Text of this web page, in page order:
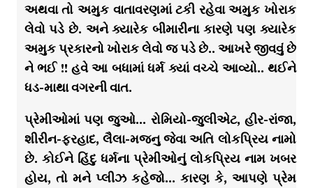
અથવા તો અમુક વાતાવરણમાં ટકી રહેવા અમુક ખોરાક
લેવો પડે છે. અને ક્યારેક બીમારીના કારણે પણ ક્યારેક
અમુક પ્રકારનો ખોરાક લેવો જ પડે છે.. આખરે જીવવું છે
ને ભઈ !! હવે આ બધામાં ધર્મ ક્યાં વચ્ચે આવ્યો.. થઈને
ધડ-માથા વગરની વાત.
પ્રેમીઓમાં પણ જુઓ… રોમિયો-જુલીએટ, હીર-રાંજા,
શીરીન-ફરહાદ, લૈલા-મજનુ જેવા અતિ લોકપ્રિય નામો
છે. કોઈને હિંદુ ધર્મના પ્રેમીઓનું લોકપ્રિય નામ ખબર
હોય, તો મને પ્લીઝ કહેજો… કારણ કે, આપણે પ્રેમ